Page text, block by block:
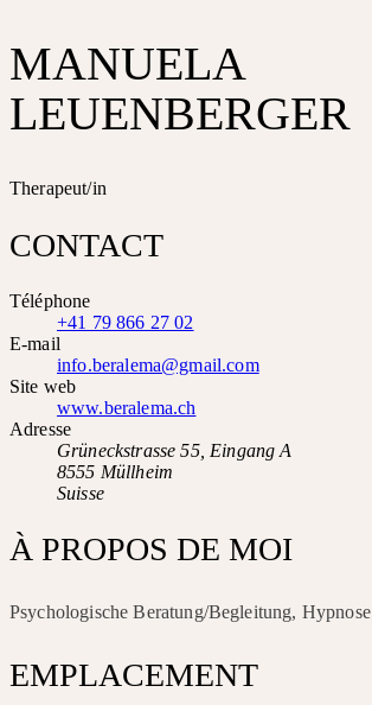
MANUELA
LEUENBERGER
Therapeut/in
CONTACT
Téléphone
+41 79 866 27 02
E-mail
info.beralema@gmail.com
Site web
www.beralema.ch
Adresse
Grüneckstrasse 55, Eingang A
8555 Müllheim
Suisse
À PROPOS DE MOI
Psychologische Beratung/Begleitung, Hypnose
EMPLACEMENT